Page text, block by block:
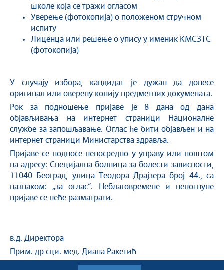
школе која се тражи огласом
Уверење (фотокопија) о положеном стручном
испиту
Лиценца или решење о упису у именик КМСЗТС
(фотокопија)
У случају избора, кандидат је дужан да донесе
оригинал или оверену копију предметних докумената.
Рок за подношење пријаве је 8 дана од дана
објављивања на интернет страници Националне
службе за запошљавање. Оглас ће бити објављен и на
интернет страници Министарства здравља.
Пријаве се подносе непосредно у управу или поштом
на адресу: Специјална болница за болести зависности,
11040 Београд, улица Теодора Драјзера број 44., са
назнаком: „за оглас“. Неблаговремене и непотпуне
пријаве се неће разматрати.
в.д. Директора
Прим. др сци. мед. Диана Ракетић